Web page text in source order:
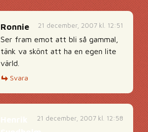
21 december, 2007 kl. 12:51
Ronnie
Ser fram emot att bli så gammal,
tänk va skönt att ha en egen lite
värld.
Svara
21 december, 2007 kl. 12:58